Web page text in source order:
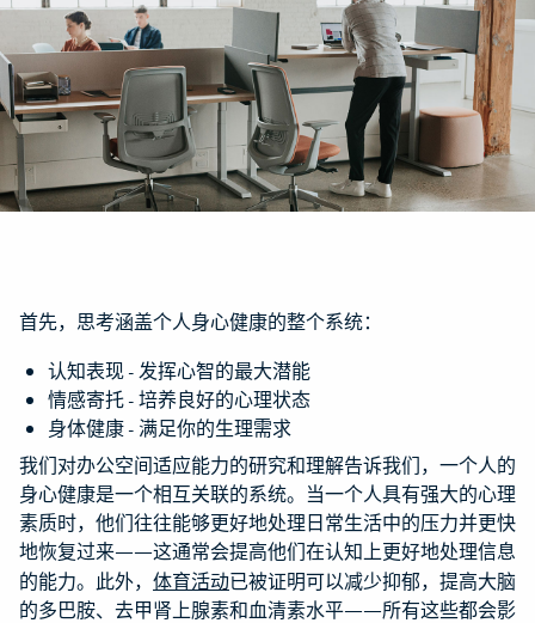
首先，思考涵盖个人身心健康的整个系统：
认知表现 - 发挥心智的最大潜能
情感寄托 - 培养良好的心理状态
身体健康 - 满足你的生理需求
我们对办公空间适应能力的研究和理解告诉我们，一个人的
身心健康是一个相互关联的系统。当一个人具有强大的心理
素质时，他们往往能够更好地处理日常生活中的压力并更快
地恢复过来——这通常会提高他们在认知上更好地处理信息
的能力。此外， 体育活动已被证明可以减少抑郁，提高大脑
的多巴胺、去甲肾上腺素和血清素水平——所有这些都会影